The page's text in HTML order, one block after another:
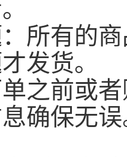
所有的
发货。
之前或
确保无